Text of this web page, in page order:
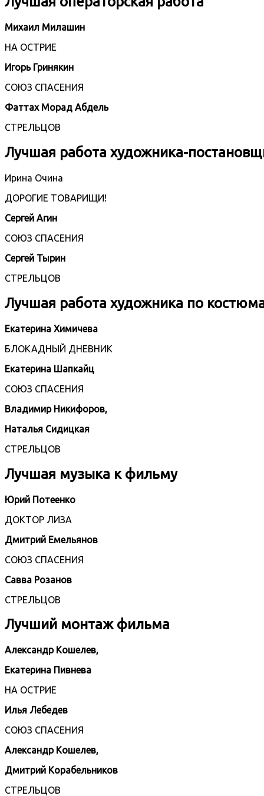
Михаил Милашин
НА ОСТРИЕ
Игорь Гринякин
СОЮЗ СПАСЕНИЯ
Фаттах Морад Абдель
СТРЕЛЬЦОВ
Лучшая работа художника-
Ирина Очина
ДОРОГИЕ ТОВАРИЩИ!
Сергей Агин
СОЮЗ СПАСЕНИЯ
Сергей Тырин
СТРЕЛЬЦОВ
Лучшая работа художника по
Екатерина Химичева
БЛОКАДНЫЙ ДНЕВНИК
Екатерина Шапкайц
СОЮЗ СПАСЕНИЯ
Владимир Никифоров,
Наталья Сидицкая
СТРЕЛЬЦОВ
Лучшая музыка к фильму
Юрий Потеенко
ДОКТОР ЛИЗА
Дмитрий Емельянов
СОЮЗ СПАСЕНИЯ
Савва Розанов
СТРЕЛЬЦОВ
Лучший монтаж фильма
Александр Кошелев,
Екатерина Пивнева
НА ОСТРИЕ
Илья Лебедев
СОЮЗ СПАСЕНИЯ
Александр Кошелев,
Дмитрий Корабельников
СТРЕЛЬЦОВ